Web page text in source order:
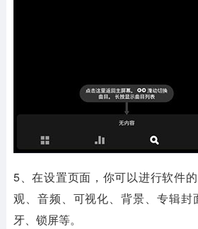
5、在设置页面，你可以进行软件
观、音频、可视化、背景、专辑封
牙、锁屏等。